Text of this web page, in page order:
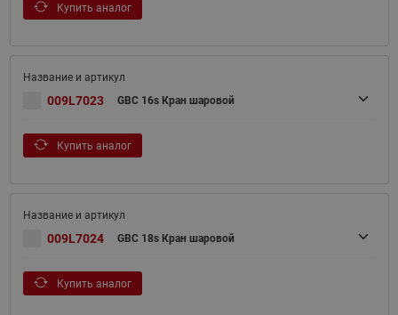
Купить аналог
009L7023 GBC 16s Кран шаровой
Купить аналог
009L7024 GBC 18s Кран шаровой
Купить аналог